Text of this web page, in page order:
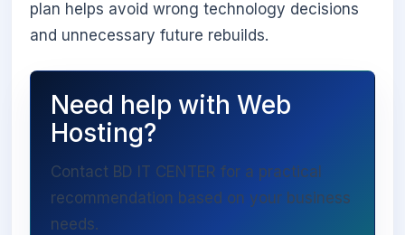
plan helps avoid wrong technology decisions
and unnecessary future rebuilds.
Need help with Web
Hosting?
Contact BD IT CENTER for a practical
recommendation based on your business
needs.